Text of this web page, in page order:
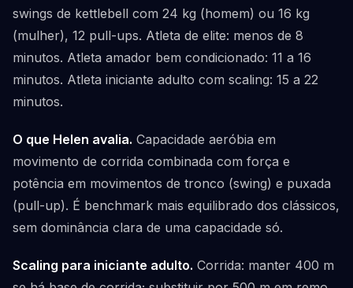
swings de kettlebell com 24 kg (homem) ou 16 kg
(mulher), 12 pull-ups. Atleta de elite: menos de 8
minutos. Atleta amador bem condicionado: 11 a 16
minutos. Atleta iniciante adulto com scaling: 15 a 22
minutos.
O que Helen avalia. Capacidade aeróbia em
movimento de corrida combinada com força e
potência em movimentos de tronco (swing) e puxada
(pull-up). É benchmark mais equilibrado dos clássicos,
sem dominância clara de uma capacidade só.
Scaling para iniciante adulto. Corrida: manter 400 m